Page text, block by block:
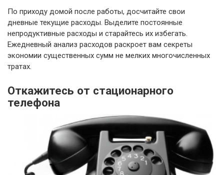
По приходу домой после работы, досчитайте свои
дневные текущие расходы. Выделите постоянные
непродуктивные расходы и старайтесь их избегать.
Ежедневный анализ расходов раскроет вам секреты
экономии существенных сумм не мелких многочисленных
тратах.
Откажитесь от стационарного
телефона